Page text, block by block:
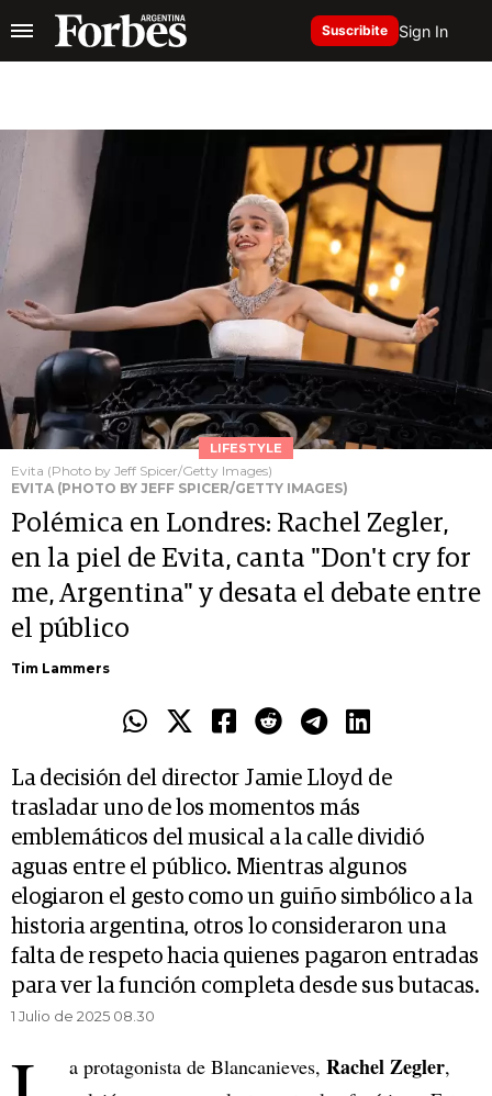
Suscribite Sign In
LIFESTYLE
Evita (Photo by Jeff Spicer/Getty Images)
EVITA (PHOTO BY JEFF SPICER/GETTY IMAGES)
Polémica en Londres: Rachel Zegler,
en la piel de Evita, canta "Don't cry for
me, Argentina" y desata el debate entre
el público
Tim Lammers
La decisión del director Jamie Lloyd de
trasladar uno de los momentos más
emblemáticos del musical a la calle dividió
aguas entre el público. Mientras algunos
elogiaron el gesto como un guiño simbólico a la
historia argentina, otros lo consideraron una
falta de respeto hacia quienes pagaron entradas
para ver la función completa desde sus butacas.
1 Julio de 2025 08.30
a protagonista de Blancanieves, Rachel Zegler,